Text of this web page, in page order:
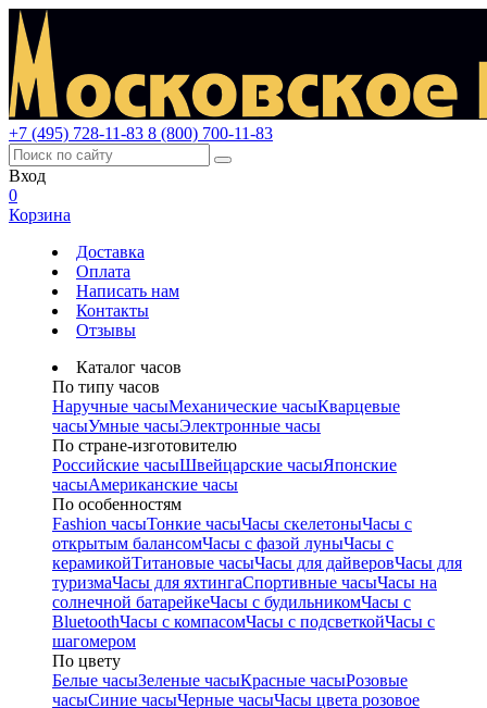
+7 (495) 728-11-83 8 (800) 700-11-83
Вход
0
Корзина
Доставка
Оплата
Написать нам
Контакты
Отзывы
Каталог часов
По типу часов
Наручные часыМеханические часыКварцевые
часыУмные часыЭлектронные часы
По стране-изготовителю
Российские часыШвейцарские часыЯпонские
часыАмериканские часы
По особенностям
Fashion часыТонкие часыЧасы скелетоныЧасы с
открытым балансомЧасы с фазой луныЧасы с
керамикойТитановые часыЧасы для дайверовЧасы для
туризмаЧасы для яхтингаСпортивные часыЧасы на
солнечной батарейкеЧасы с будильникомЧасы с
BluetoothЧасы с компасомЧасы с подсветкойЧасы с
шагомером
По цвету
Белые часыЗеленые часыКрасные часыРозовые
часыСиние часыЧерные часыЧасы цвета розовое